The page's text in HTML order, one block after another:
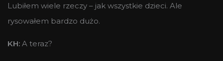
Lubiłem wiele rzeczy – jak wszystkie dzieci. Ale
rysowałem bardzo dużo.
KH: A teraz?